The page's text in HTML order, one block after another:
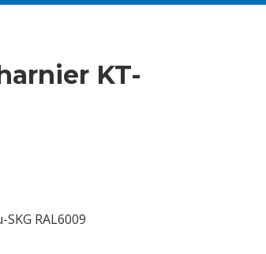
KT-
RAL6009